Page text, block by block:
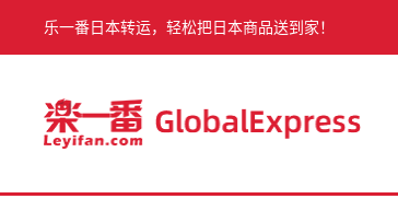
乐一番日本转运，轻松把日本商品送到家！